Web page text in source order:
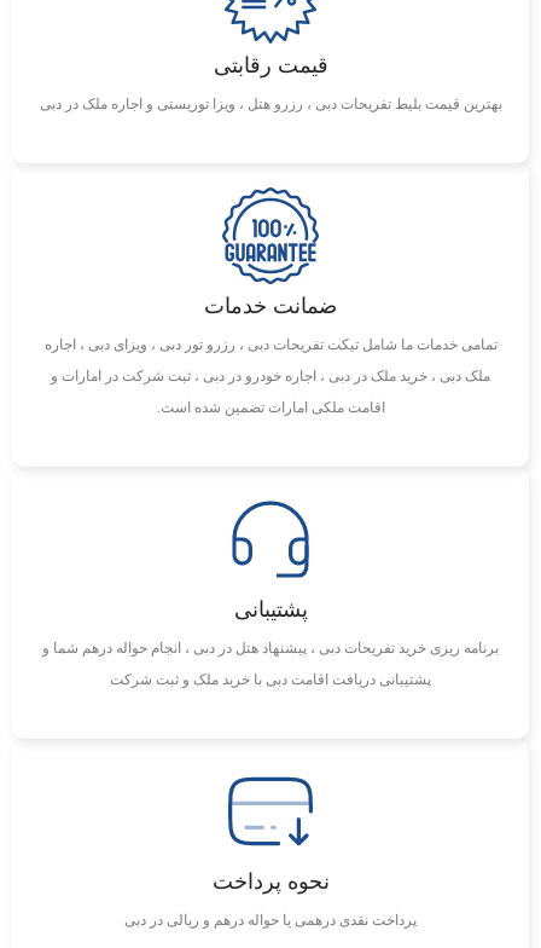
قیمت رقابتی
بهترین قیمت بلیط تفریحات دبی ، رزرو هتل ، ویزا توریستی و اجاره ملک در دبی
ضمانت خدمات
تمامی خدمات ما شامل تیکت تفریحات دبی ، رزرو تور دبی ، ویزای دبی ، اجاره
ملک دبی ، خرید ملک در دبی ، اجاره خودرو در دبی ، ثبت شرکت در امارات و
اقامت ملکی امارات تضمین شده است.
پشتیبانی
برنامه ریزی خرید تفریحات دبی ، پیشنهاد هتل در دبی ، انجام حواله درهم شما و
پشتیبانی دریافت اقامت دبی با خرید ملک و ثبت شرکت
نحوه پرداخت
پرداخت نقدی درهمی یا حواله درهم و ریالی در دبی